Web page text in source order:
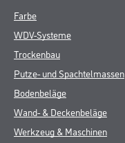
Farbe
WDV-Systeme
Trockenbau
Putze- und Spachtelmassen
Bodenbeläge
Wand- & Deckenbeläge
Werkzeug & Maschinen